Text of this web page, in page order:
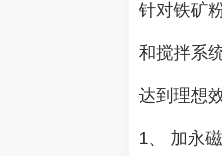
针对铁矿
和搅拌系
达到理想
1、 加永